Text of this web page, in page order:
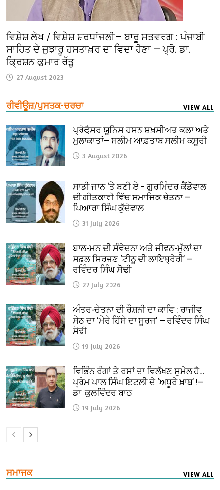
ਵਿਸ਼ੇਸ਼ ਲੇਖ / ਵਿਸ਼ੇਸ਼ ਸ਼ਰਧਾਂਜਲੀ— ਬਾਰੂ ਸਤਵਰਗ : ਪੰਜਾਬੀ
ਸਾਹਿਤ ਦੇ ਜੁਝਾਰੂ ਹਸਤਾਖ਼ਰ ਦਾ ਵਿਦਾ ਹੋਣਾ — ਪ੍ਰੋ. ਡਾ.
ਕ੍ਰਿਸ਼ਨ ਕੁਮਾਰ ਰੱਤੂ
27 August 2023
ਰੀਵੀਊਜ਼/ਪੁਸਤਕ-ਚਰਚਾ VIEW ALL
ਪ੍ਰੋਫੈ਼ਸਰ ਯੂਨਿਸ ਹਸਨ ਸ਼ਖ਼ਸੀਅਤ ਕਲਾ ਅਤੇ
ਮੁਲਾਕਾਤਾਂ— ਸਲੀਮ ਆਫ਼ਤਾਬ ਸਲੀਮ ਕਸੂਰੀ
3 August 2026
ਸਾਡੀ ਜਾਨ ‘ਤੇ ਬਣੀ ਏ – ਗੁਰਮਿੰਦਰ ਕੈਂਡੋਵਾਲ
ਦੀ ਗੀਤਕਾਰੀ ਵਿੱਚ ਸਮਾਜਿਕ ਚੇਤਨਾ —
ਪਿਆਰਾ ਸਿੰਘ ਕੁੱਦੋਵਾਲ
31 July 2026
ਬਾਲ-ਮਨ ਦੀ ਸੰਵੇਦਨਾ ਅਤੇ ਜੀਵਨ-ਮੁੱਲਾਂ ਦਾ
ਸਫ਼ਲ ਸਿਰਜਣ ‘ਟੀਨੂ ਦੀ ਲਾਇਬ੍ਰੇਰੀ’ —
ਰਵਿੰਦਰ ਸਿੰਘ ਸੋਢੀ
27 July 2026
ਅੰਤਰ-ਚੇਤਨਾ ਦੀ ਰੌਸ਼ਨੀ ਦਾ ਕਾਵਿ : ਰਾਜੀਵ
ਸੇਠ ਦਾ ‘ਮੇਰੇ ਹਿੱਸੇ ਦਾ ਸੂਰਜ’ — ਰਵਿੰਦਰ ਸਿੰਘ
ਸੋਢੀ
19 July 2026
ਵਿਭਿੰਨ ਰੰਗਾਂ ਤੇ ਰਸਾਂ ਦਾ ਵਿਲੱਖਣ ਸੁਮੇਲ ਹੈ…
ਪ੍ਰੇਮ ਪਾਲ ਸਿੰਘ ਇਟਲੀ ਦੇ ‘ਅਧੂਰੇ ਖ਼ਾਬ’ !—
ਡਾ. ਕੁਲਵਿੰਦਰ ਬਾਠ
19 July 2026
ਸਮਾਜਕ VIEW ALL